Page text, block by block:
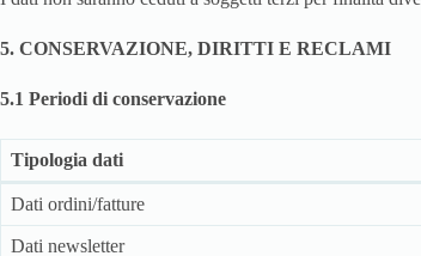
5. CONSERVAZIONE, DIRITTI E RECLAMI
5.1 Periodi di conservazione
Tipologia dati
Dati ordini/fatture
Dati newsletter